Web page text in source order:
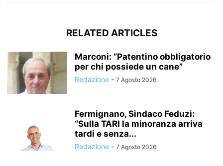
RELATED ARTICLES
Marconi: “Patentino obbligatorio
per chi possiede un cane”
Redazione - 7 Agosto 2026
Fermignano, Sindaco Feduzi:
“Sulla TARI la minoranza arriva
tardi e senza...
Redazione - 7 Agosto 2026